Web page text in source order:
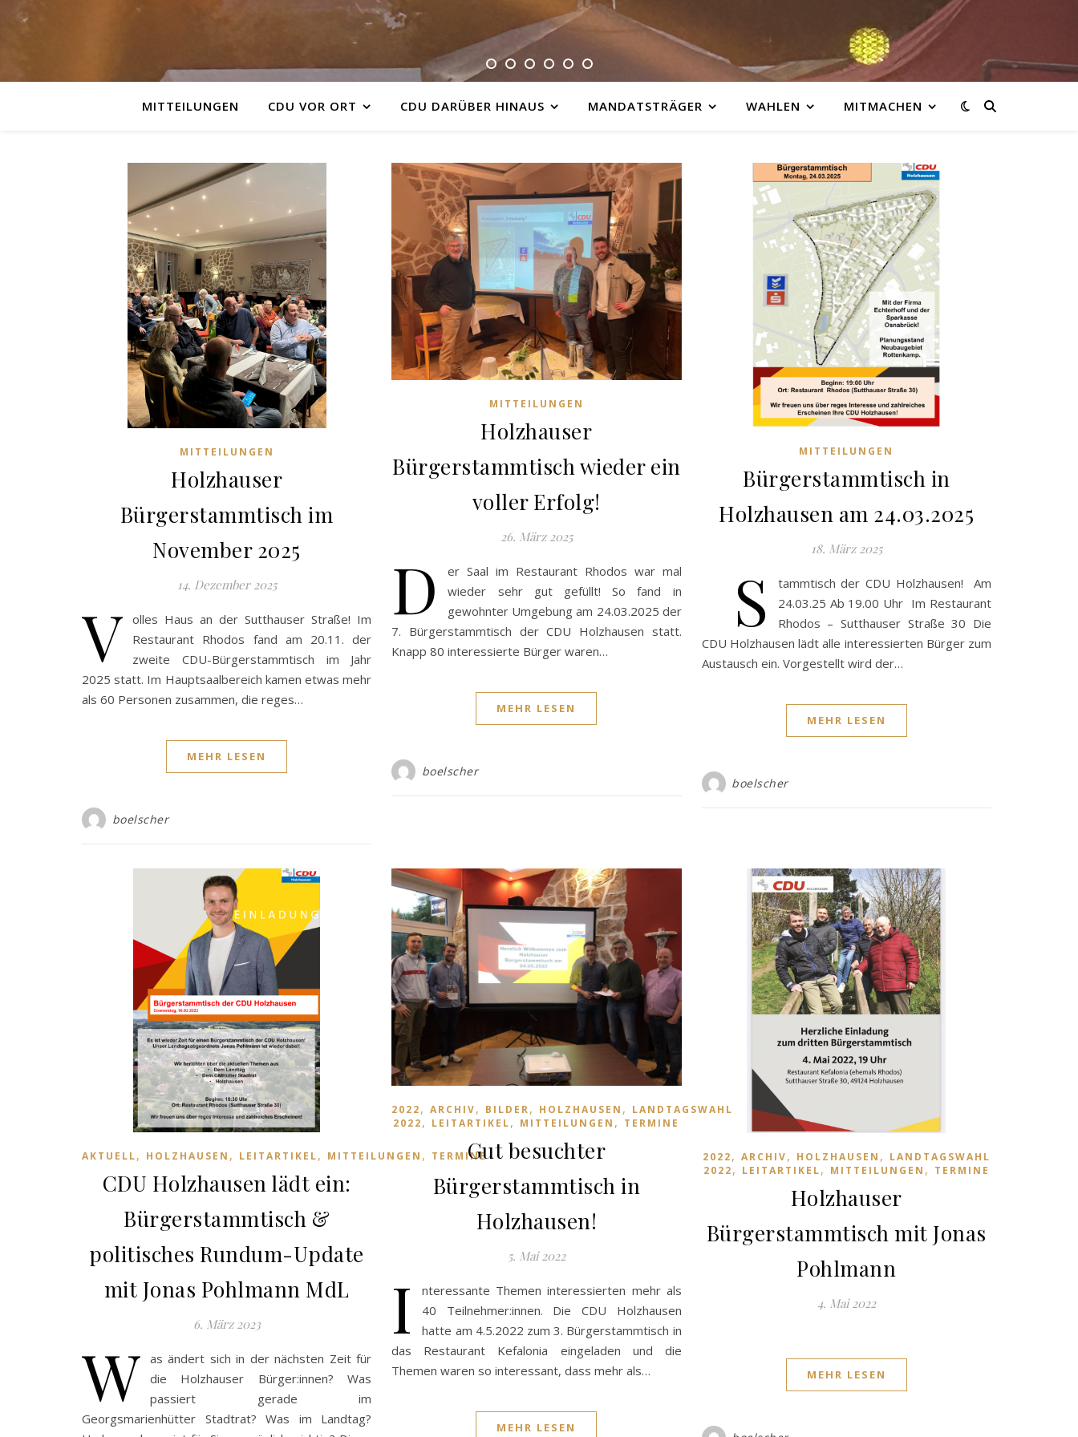
MITTEILUNGEN CDU VOR ORT CDU DARÜBER HINAUS MANDATSTRÄGER WAHLEN MITMACHEN
MITTEILUNGEN
Holzhauser
Bürgerstammtisch im
November 2025
14. Dezember 2025
V olles Haus an der Sutthauser Straße! Im
Restaurant Rhodos fand am 20.11. der
zweite CDU-Bürgerstammtisch im Jahr
2025 statt. Im Hauptsaalbereich kamen etwas mehr
als 60 Personen zusammen, die reges…
MEHR LESEN
boelscher
MITTEILUNGEN
Holzhauser
Bürgerstammtisch wieder ein
voller Erfolg!
26. März 2025
D
er Saal im Restaurant Rhodos war mal
wieder sehr gut gefüllt! So fand in
gewohnter Umgebung am 24.03.2025 der
7. Bürgerstammtisch der CDU Holzhausen statt.
Knapp 80 interessierte Bürger waren…
MEHR LESEN
boelscher
MITTEILUNGEN
Bürgerstammtisch in
Holzhausen am 24.03.2025
18. März 2025
S
tammtisch der CDU Holzhausen! Am
24.03.25 Ab 19.00 Uhr Im Restaurant
Rhodos – Sutthauser Straße 30 Die
CDU Holzhausen lädt alle interessierten Bürger zum
Austausch ein. Vorgestellt wird der…
MEHR LESEN
boelscher
AKTUELL, HOLZHAUSEN , LEITARTIKEL, MITTEILUNGEN , TERMINE
CDU Holzhausen lädt ein:
Bürgerstammtisch &
politisches Rundum-Update
mit Jonas Pohlmann MdL
6. März 2023
W as ändert sich in der nächsten Zeit für
die Holzhauser Bürger:innen? Was
passiert gerade im
Georgsmarienhütter Stadtrat? Was im Landtag?
2022,ARCHIV, BILDER, HOLZHAUSEN , LANDTAGSWAHL
2022, LEITARTIKEL, MITTEILUNGEN , TERMINE
Gut besuchter
Bürgerstammtisch in
Holzhausen!
5. Mai 2022
I
nteressante Themen interessierten mehr als
40 Teilnehmer:innen. Die CDU Holzhausen
hatte am 4.5.2022 zum 3. Bürgerstammtisch in
das Restaurant Kefalonia eingeladen und die
Themen waren so interessant, dass mehr als…
MEHR LESEN
2022, ARCHIV, HOLZHAUSEN , LANDTAGSWAHL
2022, LEITARTIKEL, MITTEILUNGEN , TERMINE
Holzhauser
Bürgerstammtisch mit Jonas
Pohlmann
4. Mai 2022
MEHR LESEN